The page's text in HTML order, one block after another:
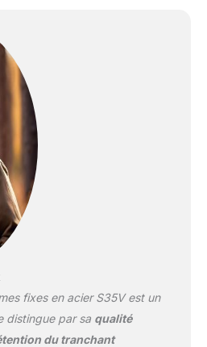
fixes en acier S35V est un
distingue par sa qualité
du tranchant